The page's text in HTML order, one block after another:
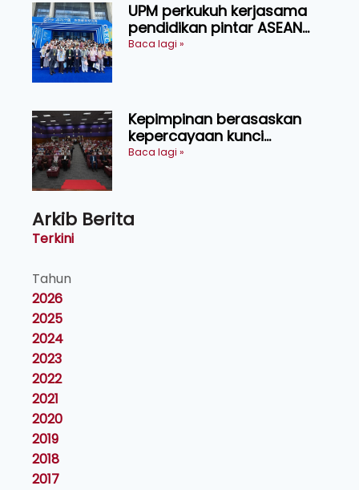
UPM perkukuh kerjasama
pendidikan pintar ASEAN
menerusi lawatan rasmi ke
Baca lagi »
Kepimpinan berasaskan
kepercayaan kunci
kecemerlangan institusi -
Baca lagi »
Arkib Berita
Terkini
Tahun
2026
2025
2024
2023
2022
2021
2020
2019
2018
2017